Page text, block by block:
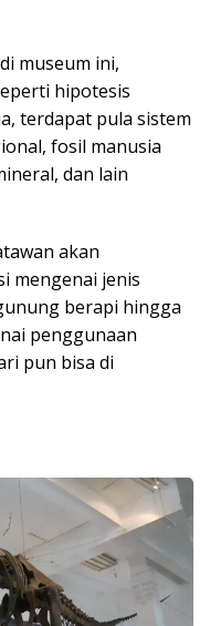
museum ini,
hipotesis
terdapat pula sistem
fosil manusia
dan lain
akan
mengenai jenis
berapi hingga
penggunaan
pun bisa di